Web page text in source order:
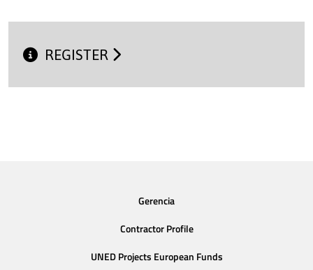
REGISTER
Gerencia
Contractor Profile
UNED Projects European Funds